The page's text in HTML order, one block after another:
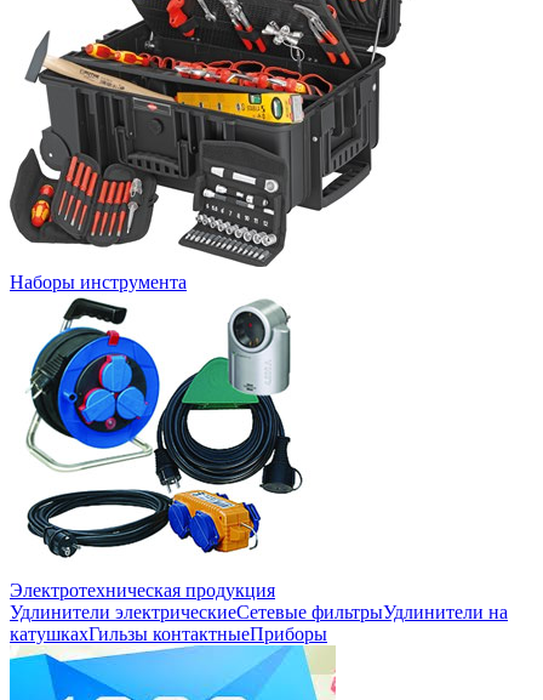
Наборы инструмента
Электротехническая продукция
Удлинители электрическиеСетевые фильтрыУдлинители на
катушкахГильзы контактныеПриборы